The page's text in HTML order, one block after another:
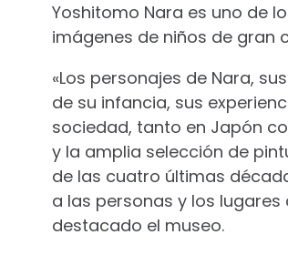
Yoshitomo Nara es uno de
imágenes de niños de gran
«Los personajes de Nara, sus
de su infancia, sus
sociedad, tanto en Japón
y la amplia selección de
de las cuatro últimas
a las personas y los
destacado el museo.